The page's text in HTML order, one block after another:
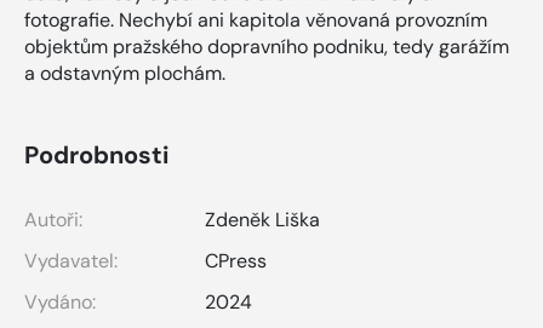
fotografie. Nechybí ani kapitola věnovaná provozním
objektům pražského dopravního podniku, tedy garážím
a odstavným plochám.
Podrobnosti
Autoři:
Zdeněk Liška
Vydavatel:
CPress
Vydáno:
2024